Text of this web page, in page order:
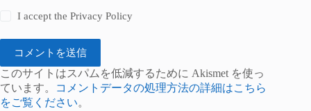
I accept thePrivacy Policy
コメントを送信
このサイトはスパムを低減するために Akismet を使っ
ています。
コメントデータの処理方法の詳細はこちら
をご覧ください。